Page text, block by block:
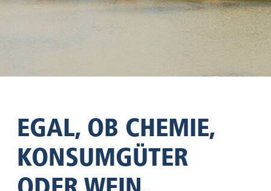
EGAL, OB CHEMIE,
KONSUMGÜTER